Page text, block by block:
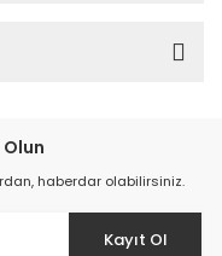
haberdar olabilirsiniz.
Kayıt Ol